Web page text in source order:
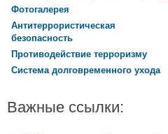
Фотогалерея
Антитеррористическая
безопасность
Противодействие терроризму
Система долговременного ухода
Важные ссылки: